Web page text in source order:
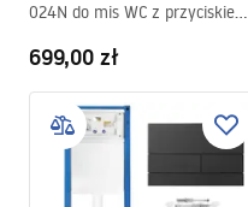
024N do mis WC z przyciskiem
699,00 zł